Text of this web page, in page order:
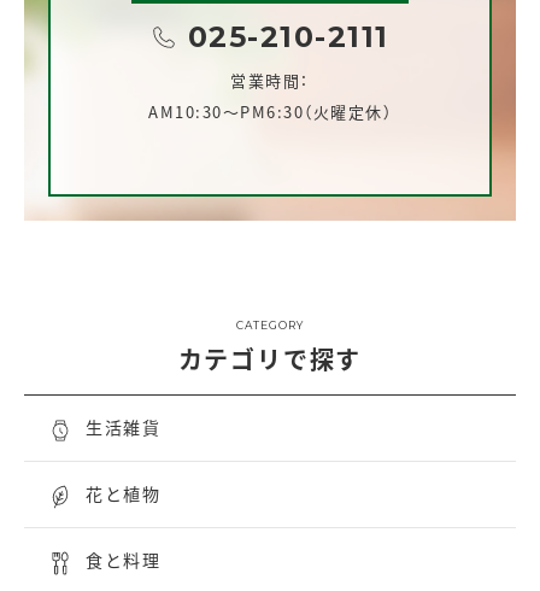
025-210-2111
営業時間：
AM10:30～PM6:30（火曜定休）
CATEGORY
カテゴリで探す
生活雑貨
花と植物
食と料理